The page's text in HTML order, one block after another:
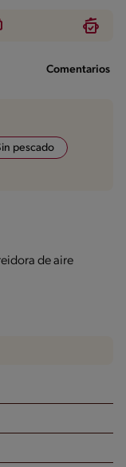
Comentarios
pescado
de aire